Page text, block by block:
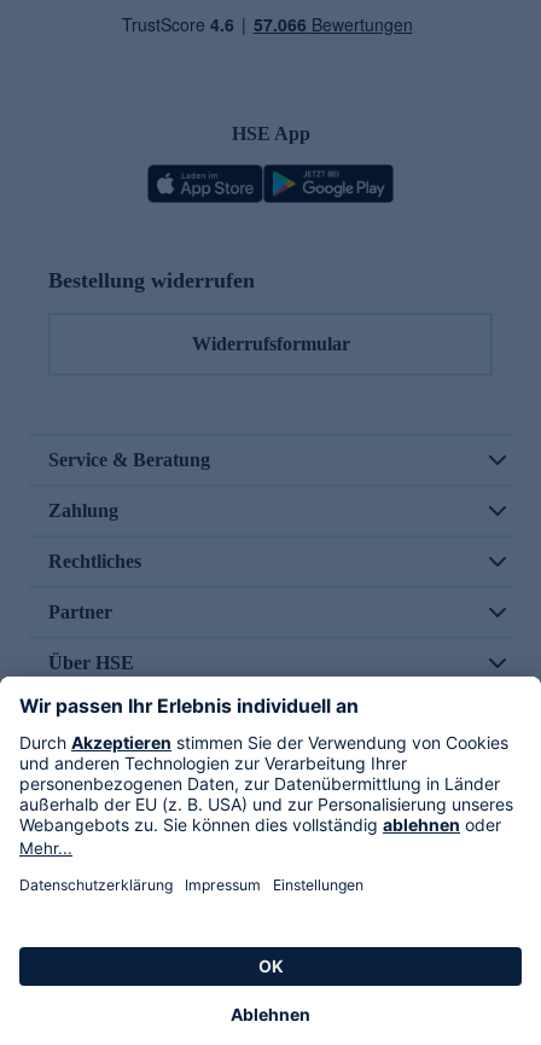
HSE App
Bestellung widerrufen
Widerrufsformular
Service & Beratung
Zahlung
Rechtliches
Partner
Über HSE
Im TV
HSE International